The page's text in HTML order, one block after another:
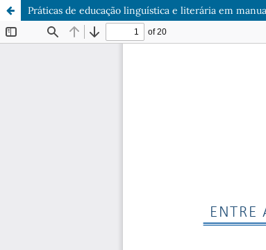
Práticas de educação linguística e literária em